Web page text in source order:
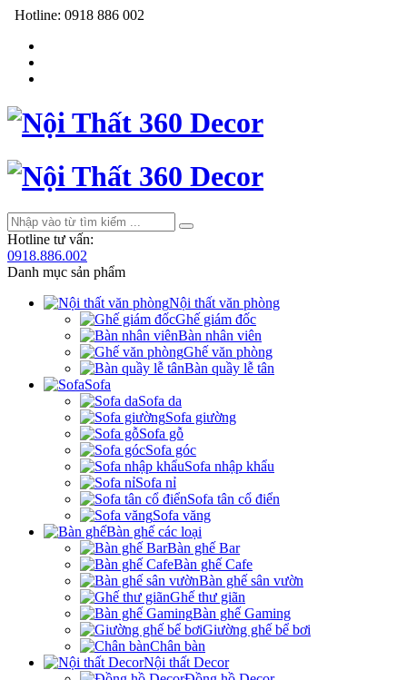
Hotline: 0918 886 002
Hotline tư vấn:
0918.886.002
Danh mục sản phẩm
Nội thất văn phòng
Ghế giám đốc
Bàn nhân viên
Ghế văn phòng
Bàn quầy lễ tân
Sofa
Sofa da
Sofa giường
Sofa gỗ
Sofa góc
Sofa nhập khẩu
Sofa nỉ
Sofa tân cổ điển
Sofa văng
Bàn ghế các loại
Bàn ghế Bar
Bàn ghế Cafe
Bàn ghế sân vườn
Ghế thư giãn
Bàn ghế Gaming
Giường ghế bể bơi
Chân bàn
Nội thất Decor